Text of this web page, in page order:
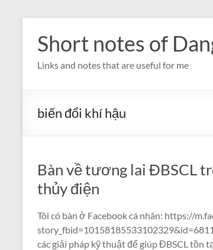
content
Short notes of
Links and notes that are useful for me
biến đổi khí hậu
Bàn về tương lai ĐBSCL
thủy điện
Tôi có bàn ở Facebook cá nhân: https://
các giải pháp kỹ thuật để giúp ĐBSCL tồn